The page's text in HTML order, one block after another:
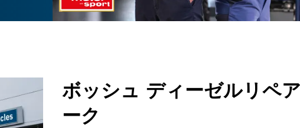
ボッシュ ディーゼルリペ
ーク